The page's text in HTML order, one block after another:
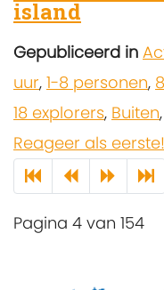
island
Gepubliceerd in
uur, 1-8 personen,
18 explorers, Buiten,
Reageer als eerste!
Pagina 4 van 154